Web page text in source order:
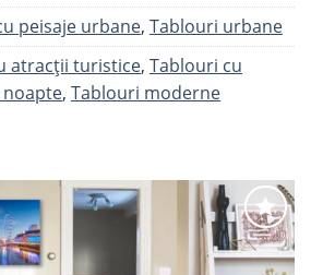
peisaje urbane, Tablouri urbane
atracții turistice, Tablouri cu
, Tablouri moderne